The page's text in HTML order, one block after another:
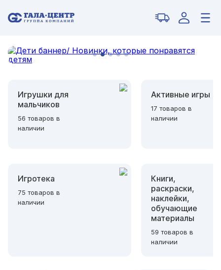
Игрушки для
мальчиков
56 товаров в
наличии
Активные игры
17 товаров в
наличии
Игротека
75 товаров в
наличии
Книги,
раскраски,
наклейки,
обучающие
материалы
59 товаров в
наличии